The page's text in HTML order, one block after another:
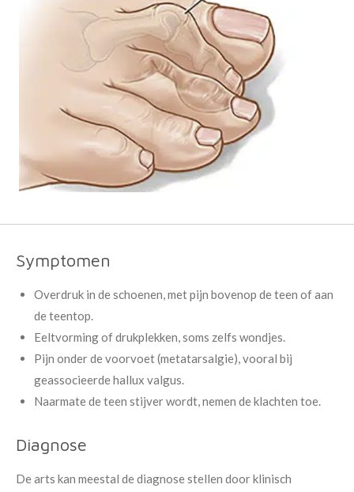
Symptomen
Overdruk in de schoenen, met pijn bovenop de teen of aan
de teentop.
Eeltvorming of drukplekken, soms zelfs wondjes.
Pijn onder de voorvoet (metatarsalgie), vooral bij
geassocieerde hallux valgus.
Naarmate de teen stijver wordt, nemen de klachten toe.
Diagnose
De arts kan meestal de diagnose stellen door klinisch